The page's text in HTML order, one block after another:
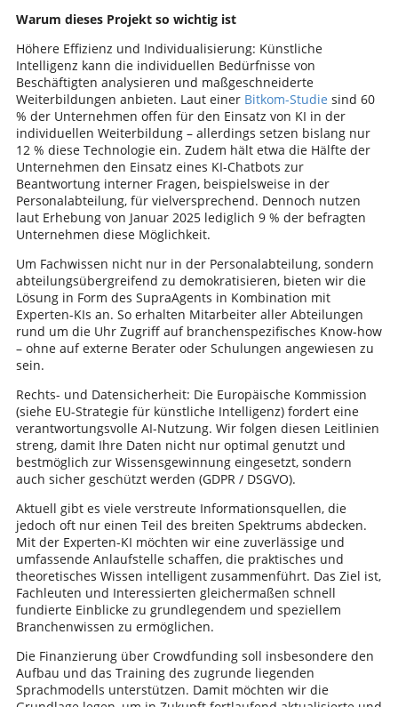
Warum dieses Projekt so wichtig ist
Höhere Effizienz und Individualisierung: Künstliche
Intelligenz kann die individuellen Bedürfnisse von
Beschäftigten analysieren und maßgeschneiderte
Weiterbildungen anbieten. Laut einer Bitkom-Studie sind 60
% der Unternehmen offen für den Einsatz von KI in der
individuellen Weiterbildung – allerdings setzen bislang nur
12 % diese Technologie ein. Zudem hält etwa die Hälfte der
Unternehmen den Einsatz eines KI-Chatbots zur
Beantwortung interner Fragen, beispielsweise in der
Personalabteilung, für vielversprechend. Dennoch nutzen
laut Erhebung von Januar 2025 lediglich 9 % der befragten
Unternehmen diese Möglichkeit.
Um Fachwissen nicht nur in der Personalabteilung, sondern
abteilungsübergreifend zu demokratisieren, bieten wir die
Lösung in Form des SupraAgents in Kombination mit
Experten-KIs an. So erhalten Mitarbeiter aller Abteilungen
rund um die Uhr Zugriff auf branchenspezifisches Know-how
– ohne auf externe Berater oder Schulungen angewiesen zu
sein.
Rechts- und Datensicherheit: Die Europäische Kommission
(siehe EU-Strategie für künstliche Intelligenz) fordert eine
verantwortungsvolle AI-Nutzung. Wir folgen diesen Leitlinien
streng, damit Ihre Daten nicht nur optimal genutzt und
bestmöglich zur Wissensgewinnung eingesetzt, sondern
auch sicher geschützt werden (GDPR / DSGVO).
Aktuell gibt es viele verstreute Informationsquellen, die
jedoch oft nur einen Teil des breiten Spektrums abdecken.
Mit der Experten-KI möchten wir eine zuverlässige und
umfassende Anlaufstelle schaffen, die praktisches und
theoretisches Wissen intelligent zusammenführt. Das Ziel ist,
Fachleuten und Interessierten gleichermaßen schnell
fundierte Einblicke zu grundlegendem und speziellem
Branchenwissen zu ermöglichen.
Die Finanzierung über Crowdfunding soll insbesondere den
Aufbau und das Training des zugrunde liegenden
Sprachmodells unterstützen. Damit möchten wir die